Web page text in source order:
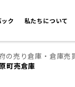
ック 私たちについて
の売り倉庫・倉庫売
町売倉庫